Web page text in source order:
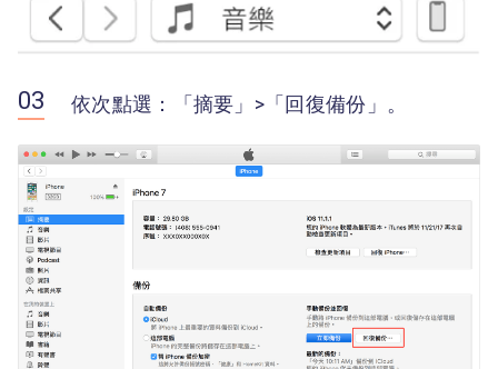
依次點選：「摘要」>「回復備份」。